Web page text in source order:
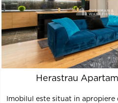
Herastrau
Imobilul este situat in apropiere